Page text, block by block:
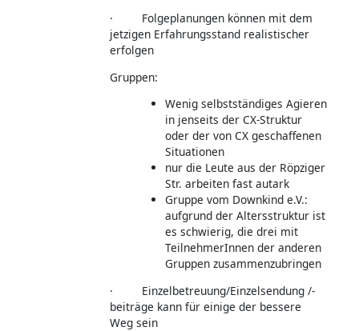
· Folgeplanungen können mit dem
jetzigen Erfahrungsstand realistischer
erfolgen
Gruppen:
Wenig selbstständiges Agieren
in jenseits der CX-Struktur
oder der von CX geschaffenen
Situationen
nur die Leute aus der Röpziger
Str. arbeiten fast autark
Gruppe vom Downkind e.V.:
aufgrund der Altersstruktur ist
es schwierig, die drei mit
TeilnehmerInnen der anderen
Gruppen zusammenzubringen
· Einzelbetreuung/Einzelsendung /-
beiträge kann für einige der bessere
Weg sein